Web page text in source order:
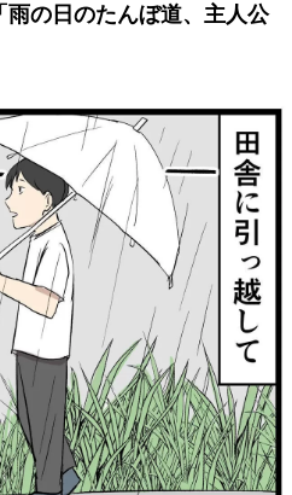
雨の日のたんぼ道、主人公